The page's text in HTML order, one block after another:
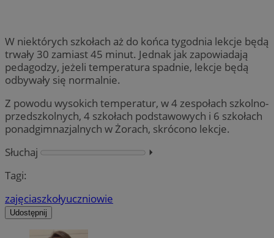
W niektórych szkołach aż do końca tygodnia lekcje będą
trwały 30 zamiast 45 minut. Jednak jak zapowiadają
pedagodzy, jeżeli temperatura spadnie, lekcje będą
odbywały się normalnie.
Z powodu wysokich temperatur, w 4 zespołach szkolno-
przedszkolnych, 4 szkołach podstawowych i 6 szkołach
ponadgimnazjalnych w Żorach, skrócono lekcje.
Słuchaj
⏵︎
Tagi:
zajęciaszkołyuczniowie
Udostępnij